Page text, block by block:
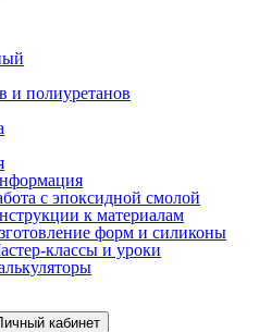
и полиуретанов
с эпоксидной смолой
к материалам
форм и силиконы
классы и уроки
кабинет